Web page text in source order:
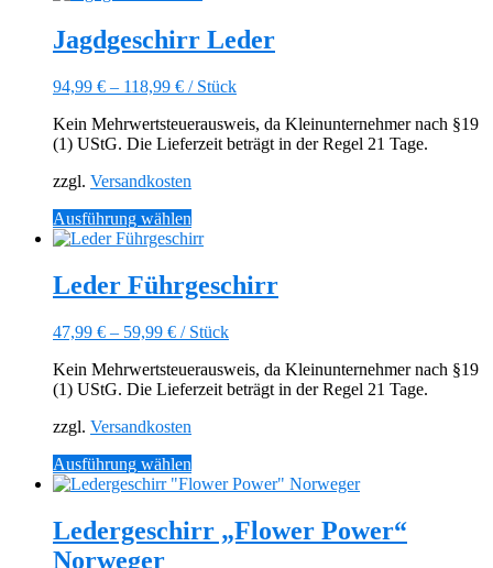
mehrere
Varianten
Die
können
auf
Produktseite
gewählt
werden
Jagdgeschirr Leder
94,99 € – 118,99 € / Stück
Kein Mehrwertsteuerausweis, da Kleinunternehmer nach §19
(1) UStG. Die Lieferzeit beträgt in der Regel 21 Tage.
zzgl. Versandkosten
Ausführung wählen
Produkt
mehrere
Varianten
Die
können
auf
Produktseite
gewählt
werden
Leder Führgeschirr
47,99 € – 59,99 € / Stück
Kein Mehrwertsteuerausweis, da Kleinunternehmer nach §19
(1) UStG. Die Lieferzeit beträgt in der Regel 21 Tage.
zzgl. Versandkosten
Ausführung wählen
Produkt
mehrere
Varianten
Ledergeschirr „Flower Power“
Norweger